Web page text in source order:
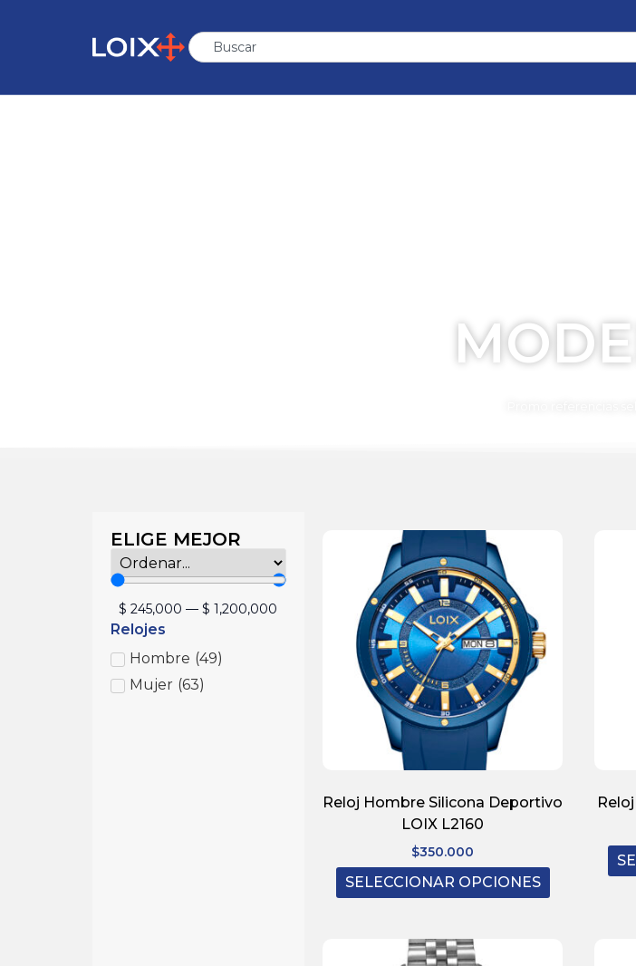
ELIGE MEJOR
$ 245,000 —$ 1,200,000
Relojes
Hombre (49)
Mujer (63)
Reloj Hombre Silicona Deportivo
LOIX L2160
$350.000
SELECCIONAR OPCIONES